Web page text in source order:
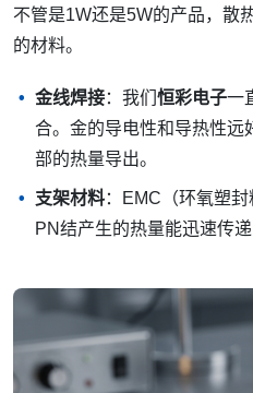
不管是1W还是5W的产品，散
的材料。
金线焊接：我们 恒彩电子一
合。金的导电性和导热性远
部的热量导出。
支架材料：EMC（环氧塑
PN结产生的热量能迅速传递